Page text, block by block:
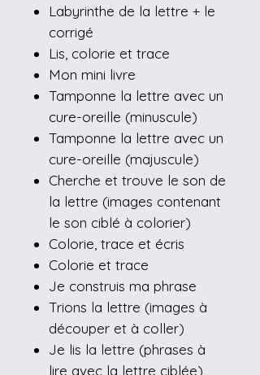
Labyrinthe de la lettre + le
corrigé
Lis, colorie et trace
Mon mini livre
Tamponne la lettre avec un
cure-oreille (minuscule)
Tamponne la lettre avec un
cure-oreille (majuscule)
Cherche et trouve le son de
la lettre (images contenant
le son ciblé à colorier)
Colorie, trace et écris
Colorie et trace
Je construis ma phrase
Trions la lettre (images à
découper et à coller)
Je lis la lettre (phrases à
lire avec la lettre ciblée)